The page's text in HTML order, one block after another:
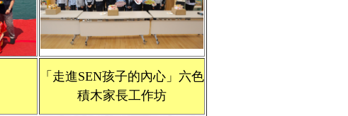
「走進SEN孩子的內心」六色
積木家長工作坊